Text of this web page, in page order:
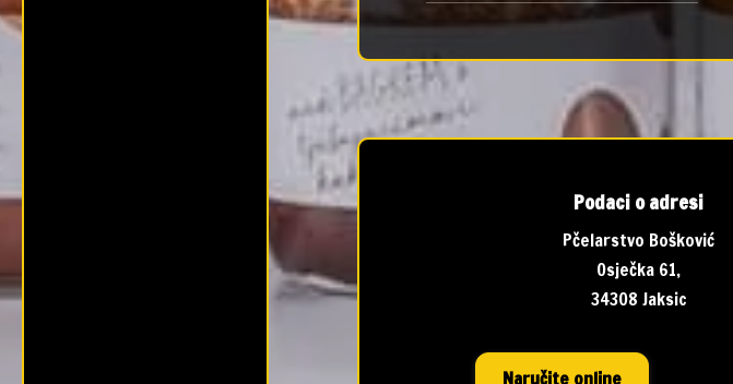
Podaci o adresi
Pčelarstvo Bošković
Osječka 61,
34308 Jaksic
Naručite online